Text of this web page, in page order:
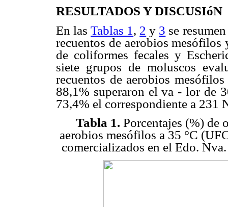
RESULTADOS Y DISCUSIóN
En lasTablas 1 , 2 y 3 se
recuentos de aerobios
de coliformes fecales y
siete grupos de moluscos
recuentos de aerobios
88,1% superaron el va - lor de
73,4% el correspondiente a 231
Tabla 1. Porcentajes (%) de
aerobios mesófilos a 35 °C
comercializados en el Edo.